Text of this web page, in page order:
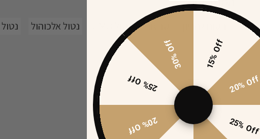
המלח המוכחת מדעית ביכולתה להעלות את רמת הלחות
בשילוב תמציות שמנים - חוחובה, בוראג', אובליפיחה,
הסרום מפחית משמעותית את נראות הקמטים, תורם
זוהר מיידי חיוני וצעיר. המרקם סרום-שמן הייחודי שלו
מלטפת כבר ממגע ראשון ומשיב לעור רכות ונינוחות
במבדקי נסייניות:
95% דיווחו על הפחתת מראה קמטים בעור
85% הצהירו על שיפור משמעותי של גמישות העור
פעם ביום, תחת פיקוח דרמטולוג.
טבעוני נטול GMO נטול אלכוהול
15% Off
20% Off
25% Off
20% Off
25% Off
30% Off